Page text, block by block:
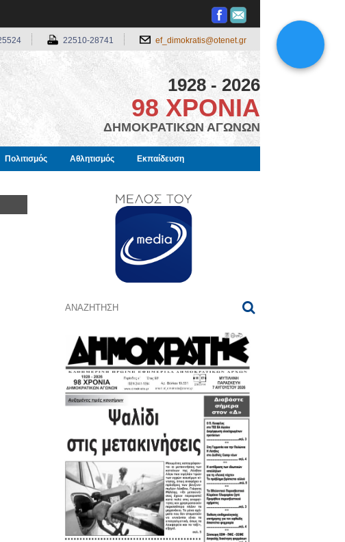
22510-28741 ef_dimokratis@otenet.gr
1928 - 2026
98 ΧΡΟΝΙΑ
ΔΗΜΟΚΡΑΤΙΚΩΝ ΑΓΩΝΩΝ
Πολιτισμός Αθλητισμός Εκπαίδευση